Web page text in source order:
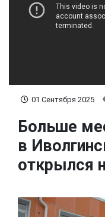
01 Сентября 2025
Больше
в
открылся